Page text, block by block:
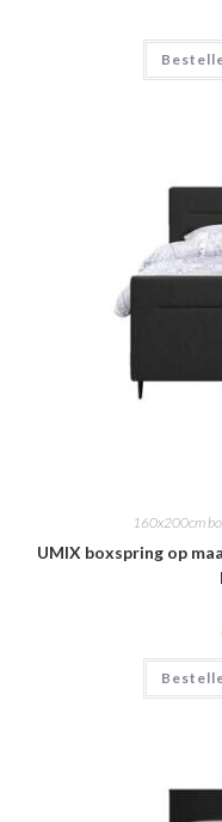
160x200cm
UMIX boxspring op